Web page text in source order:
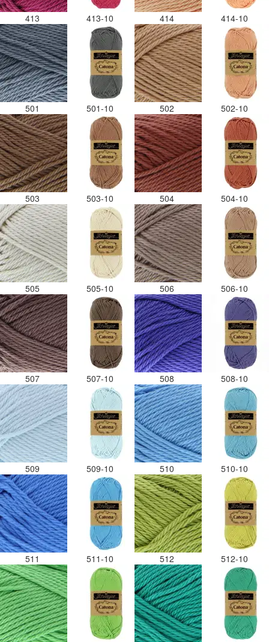
413 413-10 414 414-10
501 501-10 502 502-10
503 503-10 504 504-10
505 505-10 506 506-10
507 507-10 508 508-10
509 509-10 510 510-10
511 511-10 512 512-10